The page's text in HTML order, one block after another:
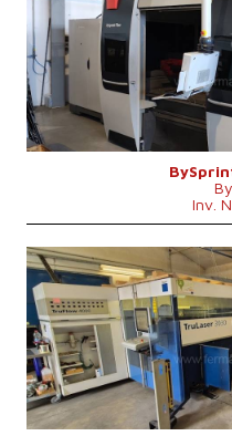
Max. Werkstücklänge
3000
Max. Werkstückbreite
1500
Max. Blechdicke
15 mm
Laserleistung
4000 W
Fiber
ja
Max. Werkstückgewicht
890 kg
Maschinengewicht
13000 kg
Kontrollsystem
nein
Inv.
Baujahr:
Max. Werkstücklänge
Max. Werkstückbreite
Max. Blechdicke
Laserleistung
Fiber
Max. Werkstückgewicht
Maschinenabmessungen L x B
Kontrollsystem